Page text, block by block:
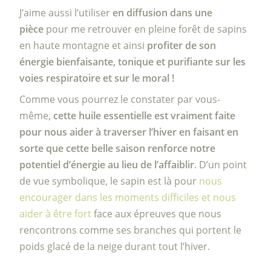
J’aime aussi l’utiliseren diffusion dans une
pièce pour me retrouver en pleine forêt de sapins
en haute montagne et ainsi profiter de son
énergie bienfaisante, tonique et purifiante sur les
voies respiratoire et sur le moral !
Comme vous pourrez le constater par vous-
même, cette huile essentielle est vraiment faite
pour nous aider à traverser l’hiver en faisant en
sorte que cette belle saison renforce notre
potentiel d’énergie au lieu de l’affaiblir. D’un point
de vue symbolique, le sapin est là pour nous
encourager dans les moments difficiles et nous
aider à être fortface aux épreuves que nous
rencontrons comme ses branches qui portent le
poids glacé de la neige durant tout l’hiver.